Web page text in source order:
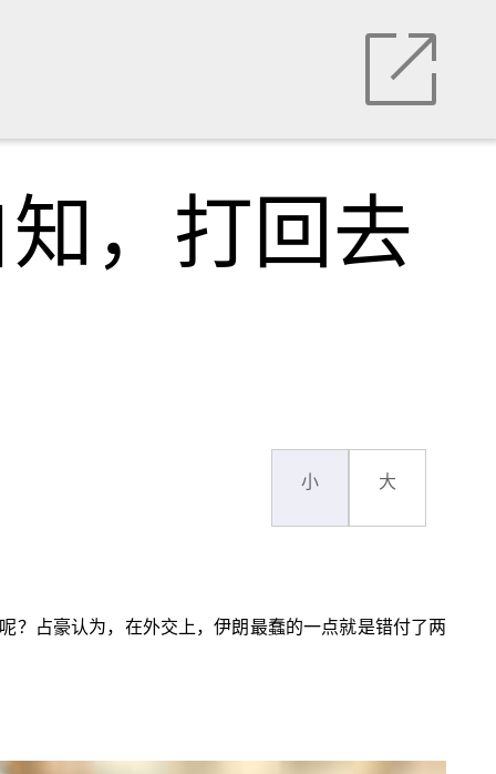
，打回去
小 大
？占豪认为，在外交上，伊朗最蠢的一点就是错付了两